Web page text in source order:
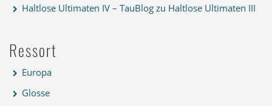
Haltlose Ultimaten IV – TauBlog zu Haltlose Ultimaten III
Ressort
Europa
Glosse